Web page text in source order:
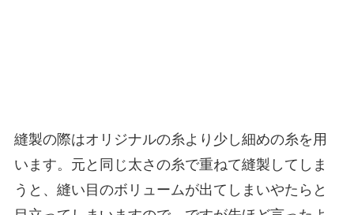
縫製の際はオリジナルの糸より少し細めの糸を用
います。元と同じ太さの糸で重ねて縫製してしま
うと、縫い目のボリュームが出てしまいやたらと